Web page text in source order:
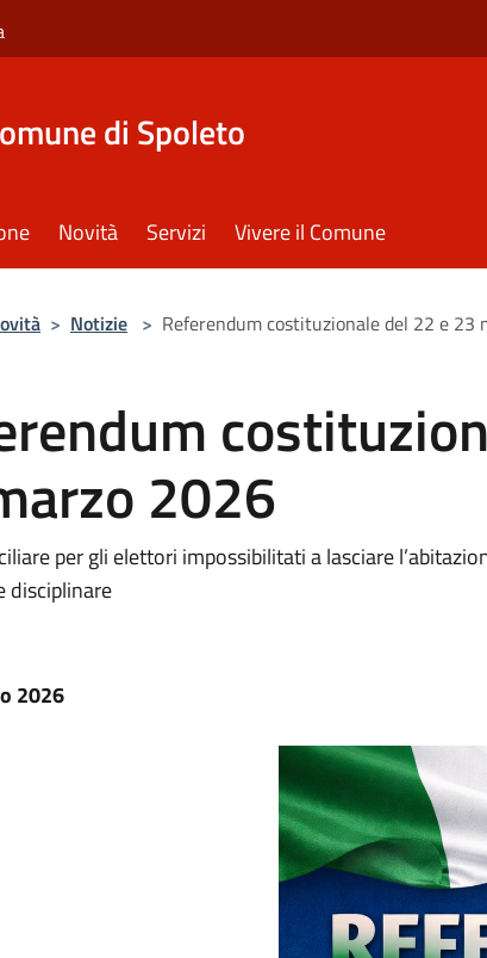
di Spoleto
Novità Servizi Vivere il Comune
> Notizie > Referendum costituzionale del 22 e 23
2026
per gli elettori impossibilitati a lasciare
disciplinare
2026